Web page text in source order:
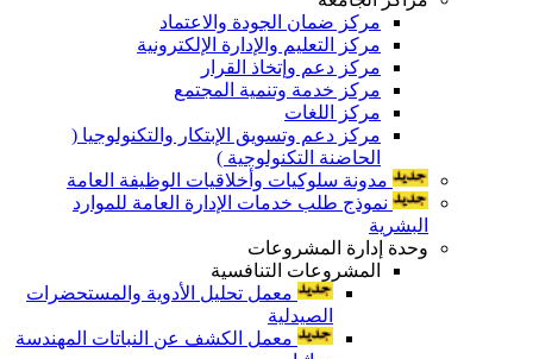
مركز ضمان الجودة والاعتماد
مركز التعليم والإدارة الإلكترونية
مركز دعم وإتخاذ القرار
مركز خدمة وتنمية المجتمع
مركز اللغات
مركز دعم وتسويق الإبتكار والتكنولوجيا (
الحاضنة التكنولوجية )
مدونة سلوكيات وأخلاقيات الوظيفة العامة
نموذج طلب خدمات الإدارة العامة للموارد
البشرية
وحدة إدارة المشروعات
المشروعات التنافسية
معمل تحليل الأدوية والمستحضرات
الصيدلية
معمل الكشف عن النباتات المهندسة